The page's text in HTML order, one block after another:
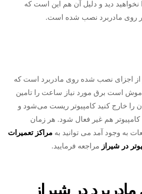
دید و دلیل آن هم این است که
روی مادربرد نصب شده است.
از اجزای نصب شده روی مادربرد است که
است برق مورد نیاز ساعت را تامین
را خارج کنید کامپیوتر ریست می‌شود و
هم غیر فعال شود. هر زمان
به وجود آمد می توانید به مراکز تعمیرات
در شیراز مراجعه فرمایید.